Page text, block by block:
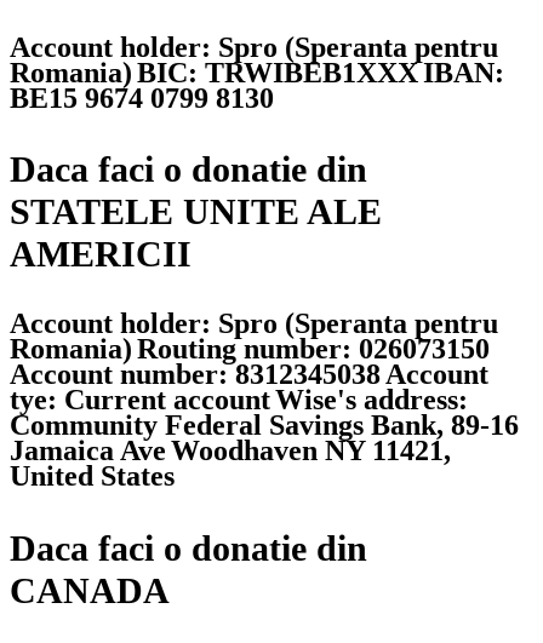
Account holder: Spro (Speranta pentru
Romania)BIC: TRWIBEB1XXXIBAN:
BE15 9674 0799 8130
Daca faci o donatie din
STATELE UNITE ALE
AMERICII
Account holder: Spro (Speranta pentru
Romania)Routing number: 026073150
Account number: 8312345038Account
tye: Current accountWise's address:
Community Federal Savings Bank, 89-16
Jamaica AveWoodhaven NY 11421,
United States
Daca faci o donatie din
CANADA